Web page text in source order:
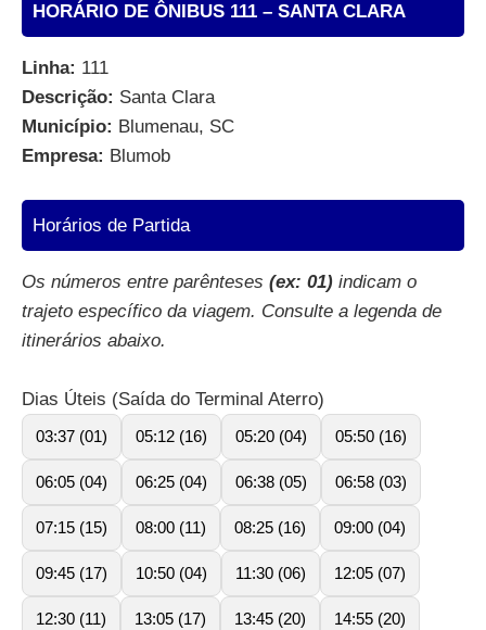
HORÁRIO DE ÔNIBUS 111 – SANTA CLARA
Linha: 111
Descrição: Santa Clara
Município: Blumenau, SC
Empresa: Blumob
Horários de Partida
Os números entre parênteses (ex: 01) indicam o
trajeto específico da viagem. Consulte a legenda de
itinerários abaixo.
Dias Úteis (Saída do Terminal Aterro)
03:37 (01) 05:12 (16) 05:20 (04) 05:50 (16)
06:05 (04) 06:25 (04) 06:38 (05) 06:58 (03)
07:15 (15) 08:00 (11) 08:25 (16) 09:00 (04)
09:45 (17) 10:50 (04) 11:30 (06) 12:05 (07)
12:30 (11) 13:05 (17) 13:45 (20) 14:55 (20)